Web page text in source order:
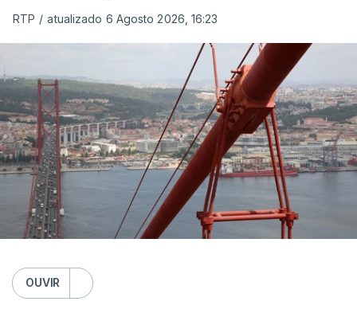
RTP / atualizado 6 Agosto 2026, 16:23
OUVIR